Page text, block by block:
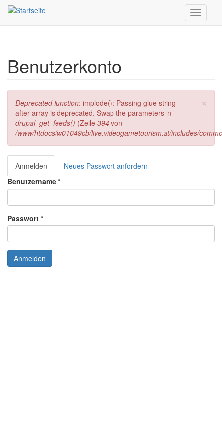
Direkt zum Inhalt
Toggle
Benutzerkonto
×
Fehlermeldung
Deprecated function: implode(): Passing glue string
after array is deprecated. Swap the parameters in
drupal_get_feeds() (Zeile 394 von
/www/htdocs/w01049cb/live.videogametourism.at/includes/
Haupt-Reiter
Anmelden (aktiver
Reiter)
Neues Passwort anfordern
Benutzername *
Passwort *
Anmelden